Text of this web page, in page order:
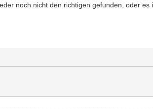
noch nicht den richtigen gefunden, oder